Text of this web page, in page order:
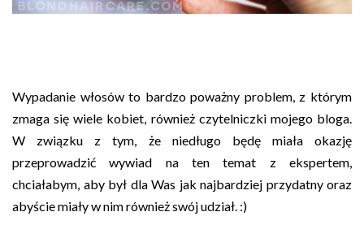
Wypadanie włosów to bardzo poważny problem, z którym
zmaga się wiele kobiet, również czytelniczki mojego bloga.
W związku z tym, że niedługo będę miała okazję
przeprowadzić wywiad na ten temat z ekspertem,
chciałabym, aby był dla Was jak najbardziej przydatny oraz
abyście miały w nim również swój udział. :)